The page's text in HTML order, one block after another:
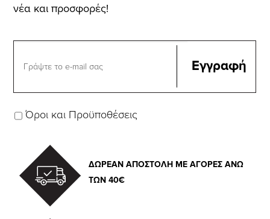
νέα και προσφορές!
Όροι και Προϋποθέσεις
ΔΩΡΕΑΝ ΑΠΟΣΤΟΛΗ ΜΕ ΑΓΟΡΕΣ ΑΝΩ
ΤΩΝ 40€